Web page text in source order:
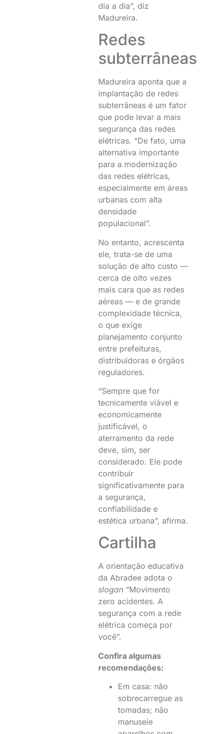
dia a dia”, diz
Madureira.
Redes
subterrâneas
Madureira aponta que a
implantação de redes
subterrâneas é um fator
que pode levar a mais
segurança das redes
elétricas. “De fato, uma
alternativa importante
para a modernização
das redes elétricas,
especialmente em áreas
urbanas com alta
densidade
populacional”.
No entanto, acrescenta
ele, trata-se de uma
solução de alto custo —
cerca de oito vezes
mais cara que as redes
aéreas — e de grande
complexidade técnica,
o que exige
planejamento conjunto
entre prefeituras,
distribuidoras e órgãos
reguladores.
“Sempre que for
tecnicamente viável e
economicamente
justificável, o
aterramento da rede
deve, sim, ser
considerado. Ele pode
contribuir
significativamente para
a segurança,
confiabilidade e
estética urbana”, afirma.
Cartilha
A orientação educativa
da Abradee adota o
slogan “Movimento
zero acidentes. A
segurança com a rede
elétrica começa por
você”.
Confira algumas
recomendações:
Em casa: não
sobrecarregue as
tomadas; não
manuseie